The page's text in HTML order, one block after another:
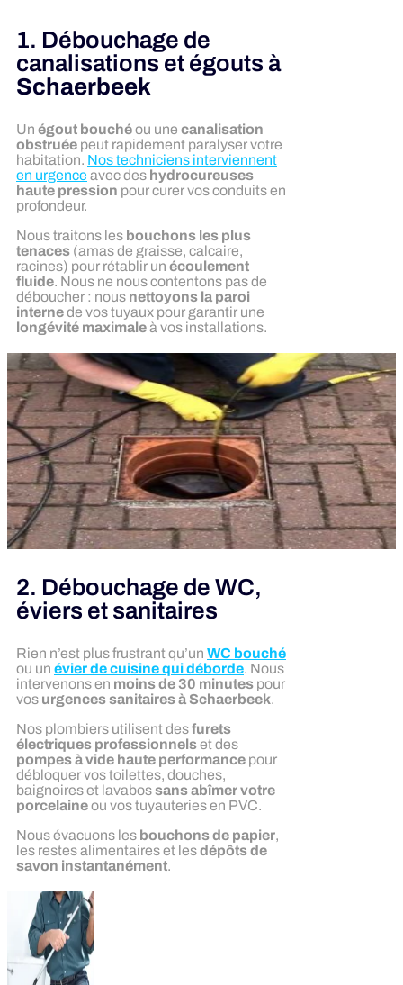
1. Débouchage de
canalisations et égouts à
Schaerbeek
Un égout bouchéou une canalisation
obstruée peut rapidement paralyser votre
habitation. Nos techniciens interviennent
en urgenceavec des hydrocureuses
haute pression pour curer vos conduits en
profondeur.
Nous traitons les bouchons les plus
tenaces (amas de graisse, calcaire,
racines) pour rétablir un écoulement
fluide. Nous ne nous contentons pas de
déboucher : nous nettoyons la paroi
internede vos tuyaux pour garantir une
longévité maximaleà vos installations.
2. Débouchage de WC,
éviers et sanitaires
Rien n’est plus frustrant qu’un WC bouché
ou un évier de cuisine qui déborde. Nous
intervenons en moins de 30 minutes pour
vos urgences sanitaires à Schaerbeek.
Nos plombiers utilisent desfurets
électriques professionnelset des
pompes à vide haute performance pour
débloquer vos toilettes, douches,
baignoires et lavabossans abîmer votre
porcelaineou vos tuyauteries en PVC.
Nous évacuons les bouchons de papier,
les restes alimentaires et lesdépôts de
savon instantanément.